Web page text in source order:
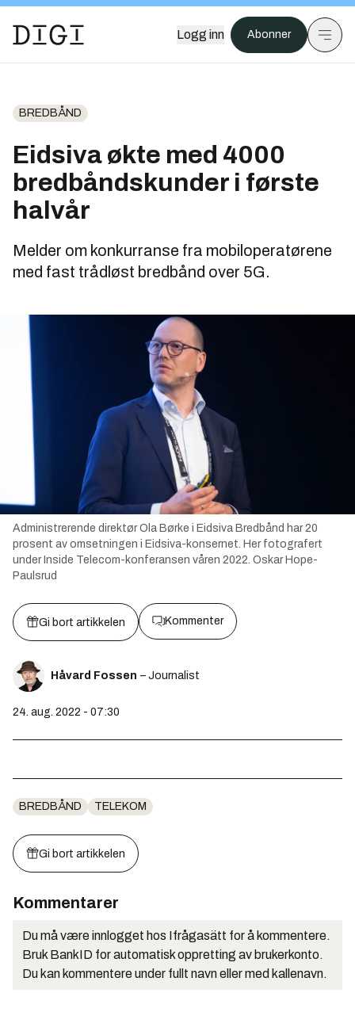
Logg inn Abonner
BREDBÅND
Eidsiva økte med 4000
bredbåndskunder i første
halvår
Melder om konkurranse fra mobiloperatørene
med fast trådløst bredbånd over 5G.
Administrerende direktør Ola Børke i Eidsiva Bredbånd har 20
prosent av omsetningen i Eidsiva-konsernet. Her fotografert
under Inside Telecom-konferansen våren 2022. Oskar Hope-
Paulsrud
Gi bort artikkelen Kommenter
Håvard Fossen – Journalist
24. aug. 2022 - 07:30
BREDBÅND TELEKOM
Gi bort artikkelen
Kommentarer
Du må være innlogget hos Ifrågasätt for å kommentere.
Bruk BankID for automatisk oppretting av brukerkonto.
Du kan kommentere under fullt navn eller med kallenavn.